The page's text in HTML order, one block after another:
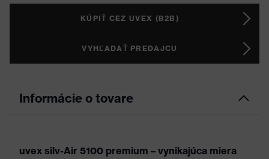
KÚPIŤ CEZ UVEX (B2B)
VYHĽADAŤ PREDAJCU
Informácie o tovare
uvex silv-Air 5100 premium – vynikajúca miera